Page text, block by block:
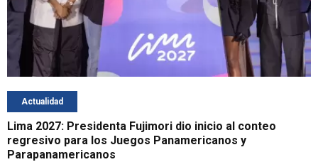
Actualidad
Lima 2027: Presidenta Fujimori dio inicio al conteo
regresivo para los Juegos Panamericanos y
Parapanamericanos